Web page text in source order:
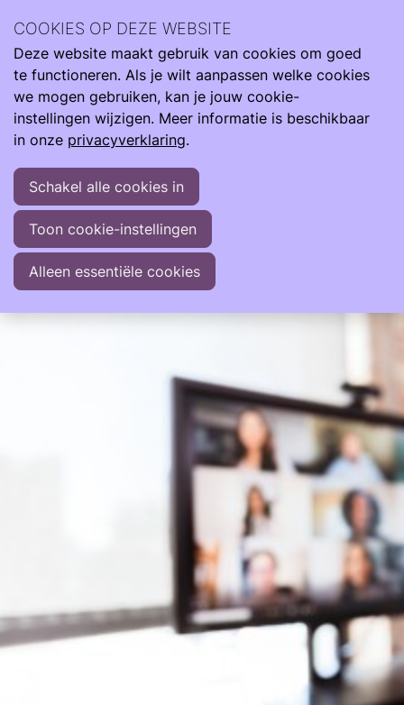
Over Ouders | Online Neo-Café
vr
11
dec
Ouders | Online Neo-Café
Elke maand organiseert Care4Neo vanuit Ouders
voor Ouders een Online Neo-Café via Teams.
COOKIES OP DEZE WEBSITE
Deze website maakt gebruik van cookies om goed
te functioneren. Als je wilt aanpassen welke cookies
we mogen gebruiken, kan je jouw cookie-
instellingen wijzigen. Meer informatie is beschikbaar
in onze privacyverklaring.
Schakel alle cookies in
Toon cookie-instellingen
Alleen essentiële cookies